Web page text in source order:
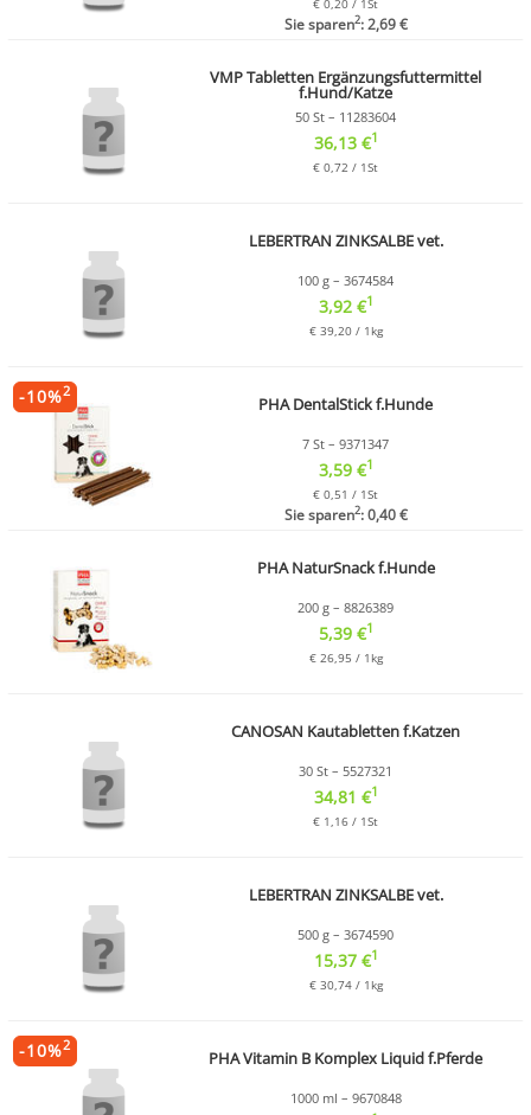
€ 0,20 / 1St
Sie sparen2: 2,69 €
VMP Tabletten Ergänzungsfuttermittel
f.Hund/Katze
50 St – 11283604
36,13 €1
€ 0,72 / 1St
LEBERTRAN ZINKSALBE vet.
100 g – 3674584
3,92 €1
€ 39,20 / 1kg
PHA DentalStick f.Hunde
7 St – 9371347
3,59 €1
€ 0,51 / 1St
Sie sparen2: 0,40 €
-10%2
PHA NaturSnack f.Hunde
200 g – 8826389
5,39 €1
€ 26,95 / 1kg
CANOSAN Kautabletten f.Katzen
30 St – 5527321
34,81 €1
€ 1,16 / 1St
LEBERTRAN ZINKSALBE vet.
500 g – 3674590
15,37 €1
€ 30,74 / 1kg
PHA Vitamin B Komplex Liquid f.Pferde
1000 ml – 9670848
-10%2